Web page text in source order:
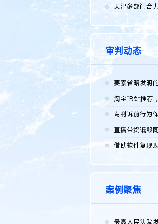
审判动态
要素省略发明
案例聚焦